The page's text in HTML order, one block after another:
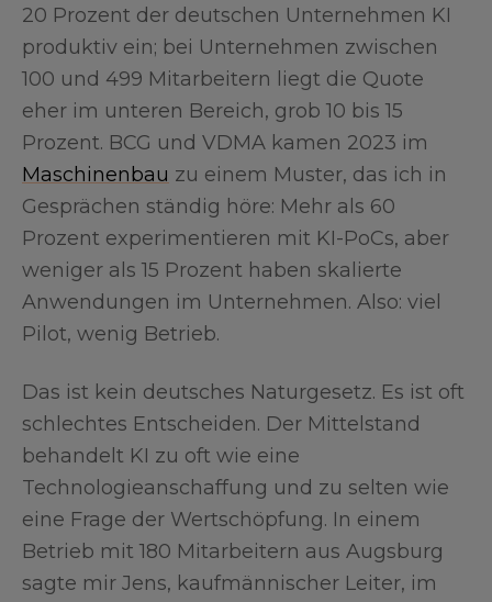
20 Prozent der deutschen Unternehmen KI
produktiv ein; bei Unternehmen zwischen
100 und 499 Mitarbeitern liegt die Quote
eher im unteren Bereich, grob 10 bis 15
Prozent. BCG und VDMA kamen 2023 im
Maschinenbau zu einem Muster, das ich in
Gesprächen ständig höre: Mehr als 60
Prozent experimentieren mit KI-PoCs, aber
weniger als 15 Prozent haben skalierte
Anwendungen im Unternehmen. Also: viel
Pilot, wenig Betrieb.
Das ist kein deutsches Naturgesetz. Es ist oft
schlechtes Entscheiden. Der Mittelstand
behandelt KI zu oft wie eine
Technologieanschaffung und zu selten wie
eine Frage der Wertschöpfung. In einem
Betrieb mit 180 Mitarbeitern aus Augsburg
sagte mir Jens, kaufmännischer Leiter, im